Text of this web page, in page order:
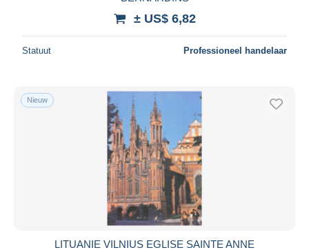
± US$ 6,82
Statuut Professioneel handelaar
Nieuw
LITUANIE VILNIUS EGLISE SAINTE ANNE